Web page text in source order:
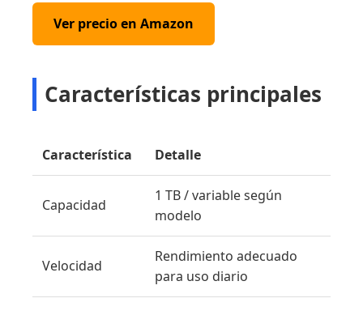
Ver precio en Amazon
Características principales
Característica Detalle
Capacidad
1 TB / variable según
modelo
Velocidad
Rendimiento adecuado
para uso diario